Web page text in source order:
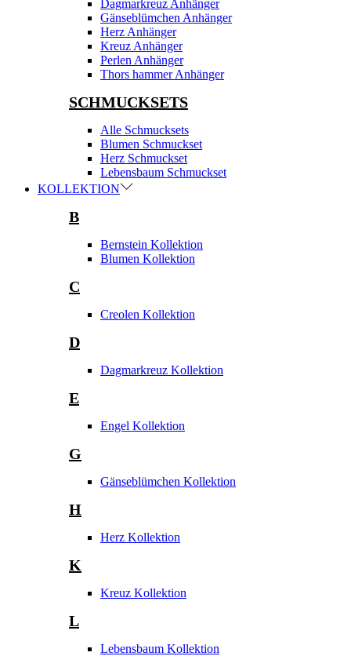
Dagmarkreuz Anhänger
Gänseblümchen Anhänger
Herz Anhänger
Kreuz Anhänger
Perlen Anhänger
Thors hammer Anhänger
SCHMUCKSETS
Alle Schmucksets
Blumen Schmuckset
Herz Schmuckset
Lebensbaum Schmuckset
KOLLEKTION
B
Bernstein Kollektion
Blumen Kollektion
C
Creolen Kollektion
D
Dagmarkreuz Kollektion
E
Engel Kollektion
G
Gänseblümchen Kollektion
H
Herz Kollektion
K
Kreuz Kollektion
L
Lebensbaum Kollektion